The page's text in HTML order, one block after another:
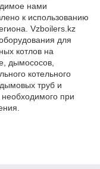
нами
к использованию
Vzboilers.kz
для
котлов на
дымососов,
котельного
труб и
при